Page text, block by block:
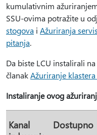
kumulativnim
SSU-ovima potražite u
stogova i Ažuriranja
pitanja.
Da biste LCU instalirali
članakAžuriranje klastera
Instaliranje ovog
Kanal
Dostupno